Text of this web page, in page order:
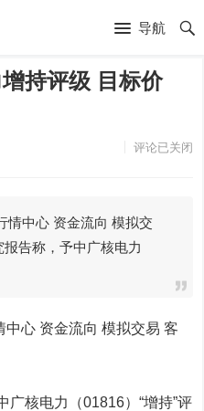
导航
持评级 目标价
评论已关闭
情中心 资金流向 模拟交
称，予中广核电力
中心 资金流向 模拟交易 客
广核电力
（01816）“增持”评